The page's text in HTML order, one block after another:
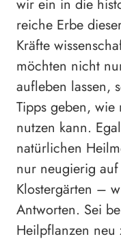
wir ein in die
reiche Erbe
Kräfte
möchten nicht
aufleben lassen,
Tipps geben, wie
nutzen kann.
natürlichen
nur neugierig
Klostergärten –
Antworten. Sei
Heilpflanzen neu